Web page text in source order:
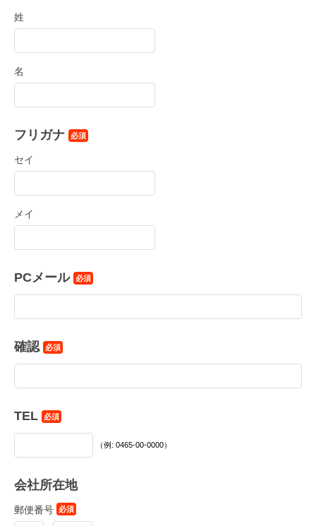
姓
名
フリガナ 必須
セイ
メイ
PCメール 必須
確認 必須
TEL 必須
（例: 0465-00-0000）
会社所在地
郵便番号 必須